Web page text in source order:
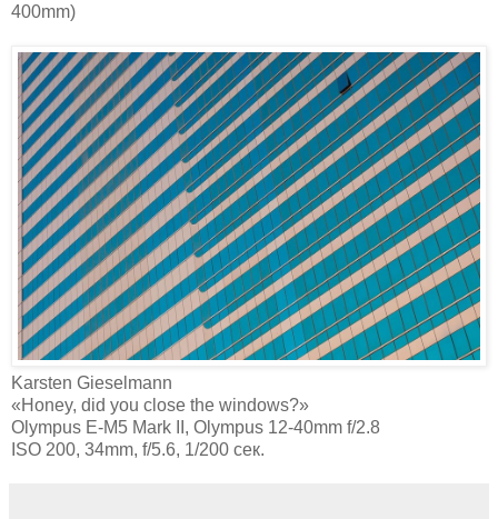
400mm)
Karsten Gieselmann‎
«Honey, did you close the windows?»
Olympus E-M5 Mark II, Olympus 12-40mm f/2.8
ISO 200, 34mm, f/5.6, 1/200 сек.